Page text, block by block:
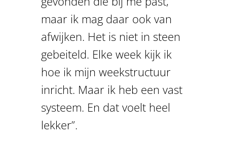
maar ik mag daar ook van
afwijken. Het is niet in steen
gebeiteld. Elke week kijk ik
hoe ik mijn weekstructuur
inricht. Maar ik heb een vast
systeem. En dat voelt heel
lekker”.